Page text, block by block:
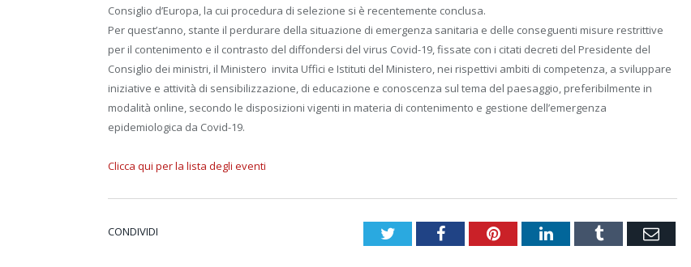
Consiglio d’Europa, la cui procedura di selezione si è recentemente conclusa.
Per quest’anno, stante il perdurare della situazione di emergenza sanitaria e delle conseguenti misure restrittive
per il contenimento e il contrasto del diffondersi del virus Covid-19, fissate con i citati decreti del Presidente del
Consiglio dei ministri, il Ministero invita Uffici e Istituti del Ministero, nei rispettivi ambiti di competenza, a sviluppare
iniziative e attività di sensibilizzazione, di educazione e conoscenza sul tema del paesaggio, preferibilmente in
modalità online, secondo le disposizioni vigenti in materia di contenimento e gestione dell’emergenza
epidemiologica da Covid-19.
Clicca qui per la lista degli eventi
CONDIVIDI TwitterFacebookPinterestLinkedInTumblr Email